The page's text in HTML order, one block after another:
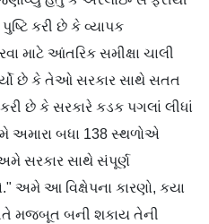
કરી છે કે વ્યાપક
માટે આંતરિક સમીક્ષા ચાલી
છે કે તેઓ સરકાર સાથે સતત
છે કે સરકારે કડક પગલાં લીધાં
બધા 138 સ્થળોએ
સરકાર સાથે સંપૂર્ણ
અમે આ વિક્ષેપના કારણો, કયા
મજબૂત બની શકાય તેની